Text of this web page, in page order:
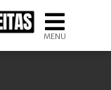
MENU